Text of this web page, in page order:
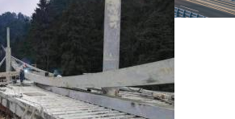
天橋鋼箱梁施工